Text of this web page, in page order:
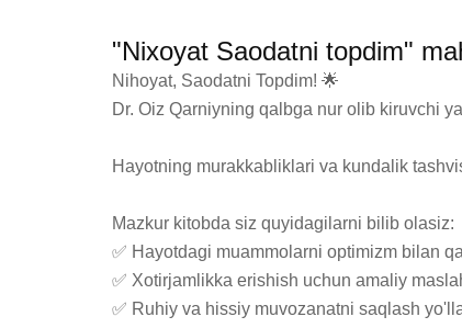
"Nixoyat Saodatni topdim"
Nihoyat, Saodatni Topdim! 🌟
Dr. Oiz Qarniyning qalbga nur olib kiruvchi
Hayotning murakkabliklari va kundalik
Mazkur kitobda siz quyidagilarni bilib olasiz:
✅ Hayotdagi muammolarni optimizm bilan
✅ Xotirjamlikka erishish uchun amaliy
✅ Ruhiy va hissiy muvozanatni saqlash